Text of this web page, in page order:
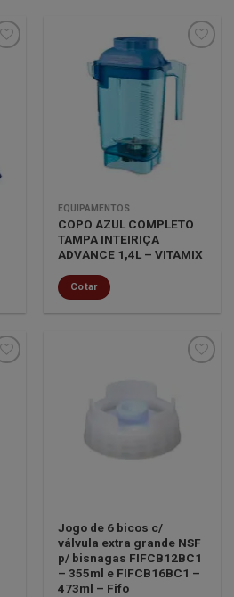
Minha
lista de
desejos
EQUIPAMENTOS
COPO AZUL COMPLETO
TAMPA INTEIRIÇA
ADVANCE 1,4L – VITAMIX
Cotar
desejos
Jogo de 6 bicos c/
válvula extra grande NSF
p/ bisnagas FIFCB12BC1
– 355ml e FIFCB16BC1 –
473ml – Fifo